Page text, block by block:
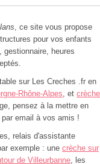
, ce site vous propose
pour vos enfants
gestionnaire, heures
sur Les Creches .fr en
Rhône-Alpes, et crèche
pensez à la mettre en
email à vos amis !
relais d'assistante
exemple : une crèche sur
de Villeurbanne, les